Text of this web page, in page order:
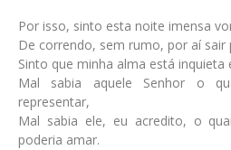
Por isso, sinto esta noite imensa
De correndo, sem rumo, por aí sair
Sinto que minha alma está
Mal sabia aquele Senhor o
representar,
Mal sabia ele, eu acredito, o
poderia amar.